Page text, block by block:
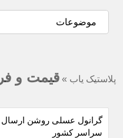
موضوعات
پلاستیک یاب » قیمت و
گرانول عسلی روشن ارسال
سراسر کشور